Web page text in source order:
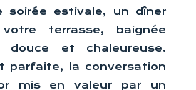
soirée estivale, un dîner
terrasse, baignée
douce et chaleureuse.
parfaite, la conversation
mis en valeur par un